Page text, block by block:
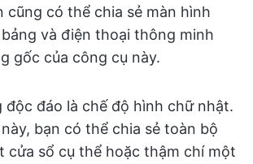
cũng có thể chia sẻ màn hình
và điện thoại thông minh
gốc của công cụ này.
độc đáo là chế độ hình chữ nhật.
bạn có thể chia sẻ toàn bộ
cửa sổ cụ thể hoặc thậm chí một